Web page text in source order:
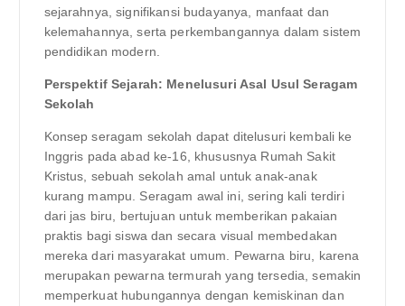
sejarahnya, signifikansi budayanya, manfaat dan
kelemahannya, serta perkembangannya dalam sistem
pendidikan modern.
Perspektif Sejarah: Menelusuri Asal Usul Seragam
Sekolah
Konsep seragam sekolah dapat ditelusuri kembali ke
Inggris pada abad ke-16, khususnya Rumah Sakit
Kristus, sebuah sekolah amal untuk anak-anak
kurang mampu. Seragam awal ini, sering kali terdiri
dari jas biru, bertujuan untuk memberikan pakaian
praktis bagi siswa dan secara visual membedakan
mereka dari masyarakat umum. Pewarna biru, karena
merupakan pewarna termurah yang tersedia, semakin
memperkuat hubungannya dengan kemiskinan dan